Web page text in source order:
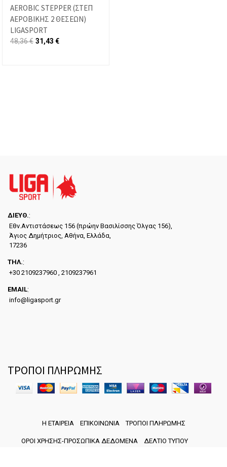
AEROBIC STEPPER (ΣΤΕΠ
ΑΕΡΟΒΙΚΗΣ 2 ΘΕΣΕΩΝ)
LIGASPORT
48,36€ 31,43 €
ΔΙΕYΘ.:
Εθν.Αντιστάσεως 156 (πρώην Βασιλίσσης Όλγας 156),
Άγιος Δημήτριος, Αθήνα, Ελλάδα,
17236
ΤΗΛ.:
+30 2109237960 , 2109237961
EMAIL:
info@ligasport.gr
ΤΡΟΠΟΙ ΠΛΗΡΩΜΗΣ
Η ΕΤΑΙΡΕΙΑ ΕΠΙΚΟΙΝΩΝΙΑ ΤΡΟΠΟΙ ΠΛΗΡΩΜΗΣ
ΟΡΟΙ ΧΡΗΣΗΣ-ΠΡΟΣΩΠΙΚΑ ΔΕΔΟΜΕΝΑ ΔΕΛΤΙΟ ΤΥΠΟΥ